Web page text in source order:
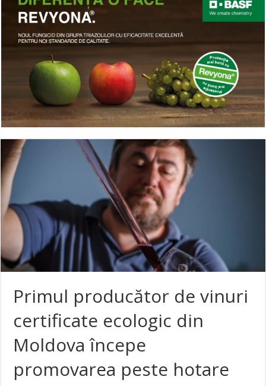
Primul producător de vinuri
certificate ecologic din
Moldova începe
promovarea peste hotare